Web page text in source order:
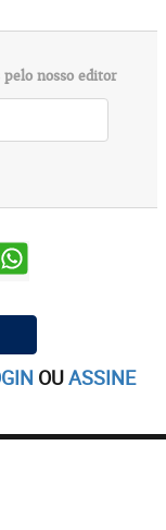
pelo nosso editor
OUASSINE